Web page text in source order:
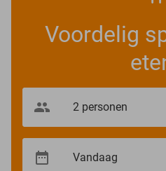
Voordelig